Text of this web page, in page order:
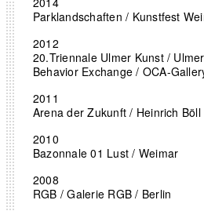
Parklandschaften / Kunstfest
2012
20.Triennale Ulmer Kunst /
Behavior Exchange / OCA-
2011
Arena der Zukunft / Heinrich
2010
Bazonnale 01 Lust / Weimar
2008
RGB / Galerie RGB / Berlin